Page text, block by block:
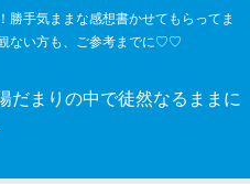
勝手気ままな感想書かせてもらってま
ない方も、ご参考までに♡♡
まりの中で徒然なるままに